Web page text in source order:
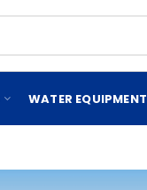
WATER EQUIPMENT